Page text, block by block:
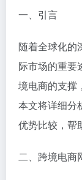
一、引言
随着全球化的
际市场的重要
境电商的支撑
本文将详细分
优势比较，帮
二、跨境电商